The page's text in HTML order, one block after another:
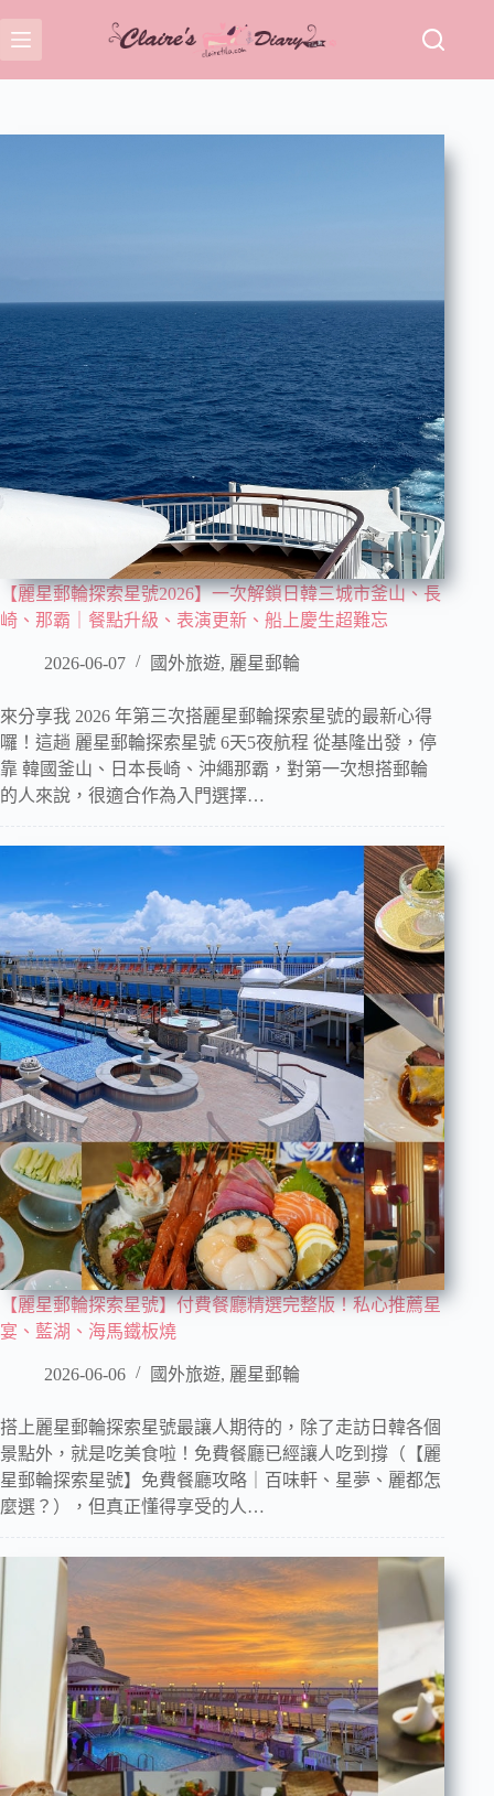
至
主
【麗星郵輪探索星號2026】一次解鎖日韓三城市釜山、長
崎、那霸｜餐點升級、表演更新、船上慶生超難忘
2026-06-07 國外旅遊, 麗星郵輪
來分享我 2026 年第三次搭麗星郵輪探索星號的最新心得
囉！這趟 麗星郵輪探索星號 6天5夜航程 從基隆出發，停
靠 韓國釜山、日本長崎、沖繩那霸，對第一次想搭郵輪
的人來說，很適合作為入門選擇…
【麗星郵輪探索星號】付費餐廳精選完整版！私心推薦星
宴、藍湖、海馬鐵板燒
2026-06-06 國外旅遊, 麗星郵輪
搭上麗星郵輪探索星號最讓人期待的，除了走訪日韓各個
景點外，就是吃美食啦！免費餐廳已經讓人吃到撐（【麗
星郵輪探索星號】免費餐廳攻略｜百味軒、星夢、麗都怎
麼選？），但真正懂得享受的人…